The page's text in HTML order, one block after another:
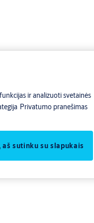
ir analizuoti svetainės
Privatumo pranešimas
aš sutinku su slapukais